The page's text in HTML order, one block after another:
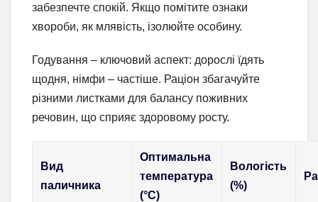
забезпечте спокій. Якщо помітите ознаки
хвороби, як млявість, ізолюйте особину.
Годування – ключовий аспект: дорослі їдять
щодня, німфи – частіше. Раціон збагачуйте
різними листками для балансу поживних
речовин, що сприяє здоровому росту.
Вид
паличника
Оптимальна
температура
(°C)
Вологість
(%)